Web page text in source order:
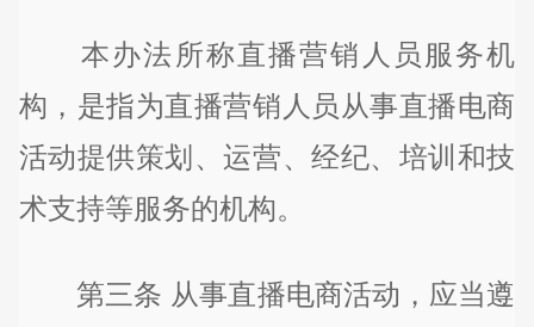
本办法所称直播营销人员服务机
构，是指为直播营销人员从事直播电商
活动提供策划、运营、经纪、培训和技
术支持等服务的机构。
第三条 从事直播电商活动，应当遵